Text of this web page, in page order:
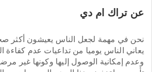
عن تراك ام دي
نحن في مهمة لجعل الناس يعيشون أكثر
يعاني الناس يوميا من تداعيات عدم كفاءة
وعدم إمكانية الوصول إليها وكونها غير